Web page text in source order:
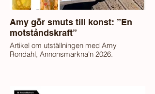
Amy gör smuts till konst: ”En
motståndskraft”
Artikel om utställningen med Amy
Rondahl, Annonsmarkna'n 2026.